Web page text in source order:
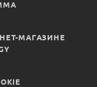
МАГАЗИНЕ